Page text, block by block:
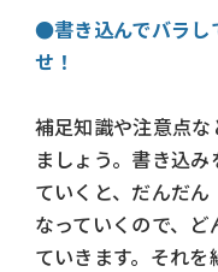
●書き込んでバラ
せ！
補足知識や注意点
ましょう。書き込
ていくと、だんだ
なっていくので、
ていきます。それ